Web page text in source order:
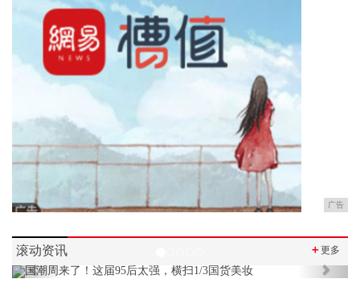
广告
滚动资讯 ＋更多
Previous Next